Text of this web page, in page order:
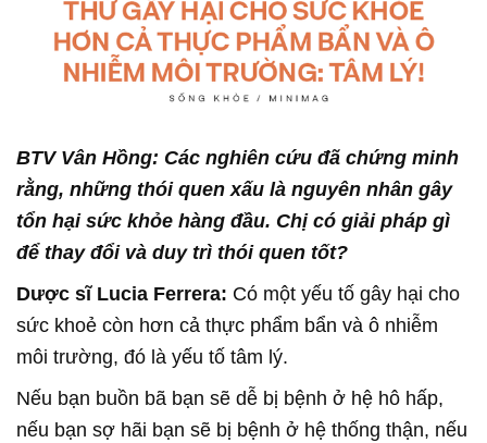
BTV Vân Hồng: Các nghiên cứu đã chứng minh
rằng, những thói quen xấu là nguyên nhân gây
tổn hại sức khỏe hàng đầu. Chị có giải pháp gì
để thay đổi và duy trì thói quen tốt?
Dược sĩ Lucia Ferrera: Có một yếu tố gây hại cho
sức khoẻ còn hơn cả thực phẩm bẩn và ô nhiễm
môi trường, đó là yếu tố tâm lý.
Nếu bạn buồn bã bạn sẽ dễ bị bệnh ở hệ hô hấp,
nếu bạn sợ hãi bạn sẽ bị bệnh ở hệ thống thận, nếu